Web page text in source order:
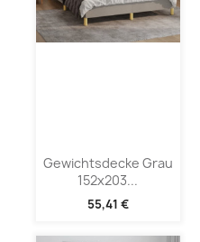
Gewichtsdecke Grau
152x203...
55,41 €